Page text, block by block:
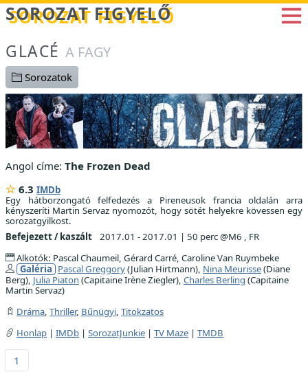
Betöltés...
SOROZAT FIGYELŐ
GLACÉ A FAGY
Sorozatok
Angol címe: The Frozen Dead
6.3 IMDb
Egy hátborzongató felfedezés a Pireneusok francia oldalán arra
kényszeríti Martin Servaz nyomozót, hogy sötét helyekre kövessen egy
sorozatgyilkost.
Befejezett / kaszált
2017.01 - 2017.01 | 50 perc @M6 , FR
Alkotók: Pascal Chaumeil, Gérard Carré, Caroline Van Ruymbeke
Galéria Pascal Greggory(Julian Hirtmann), Nina Meurisse(Diane
Berg), Julia Piaton (Capitaine Irène Ziegler), Charles Berling (Capitaine
Martin Servaz)
Dráma, Thriller, Bűnügyi, Titokzatos
Honlap | IMDb | SorozatJunkie | TV Maze | TMDB
1